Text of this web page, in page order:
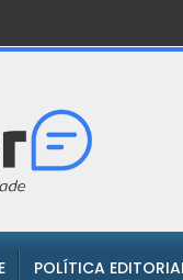
POLÍTICA